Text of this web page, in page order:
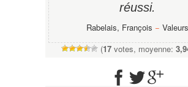
réussi.
Rabelais, François − Valeurs
(17votes, moyenne: